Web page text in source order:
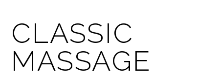
CLASSIC
MASSAGE